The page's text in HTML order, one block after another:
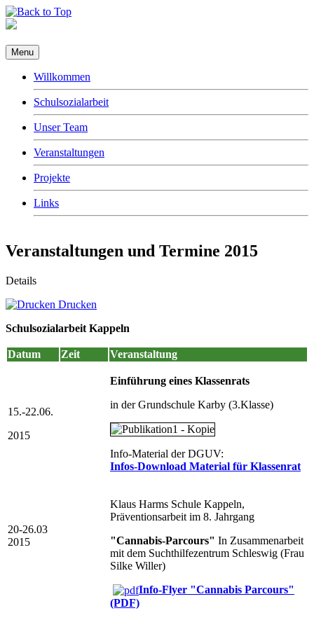
Menu
Willkommen
Schulsozialarbeit
Unser Team
Veranstaltungen
Projekte
Links
Veranstaltungen und Termine 2015
Details
Drucken
Schulsozialarbeit Kappeln
Datum Zeit Veranstaltung
15.-22.06.
2015
Einführung eines Klassenrats
in der Grundschule Karby (3.Klasse)
Info-Material der DGUV:
Infos-Download Material für Klassenrat
20-26.03
2015
Klaus Harms Schule Kappeln,
Präventionsarbeit im 8. Jahrgang
"Cannabis-Parcours" In Zusammenarbeit
mit dem Suchthilfezentrum Schleswig (Frau
Silke Willer)
Info-Flyer "Cannabis Parcours"
(PDF)